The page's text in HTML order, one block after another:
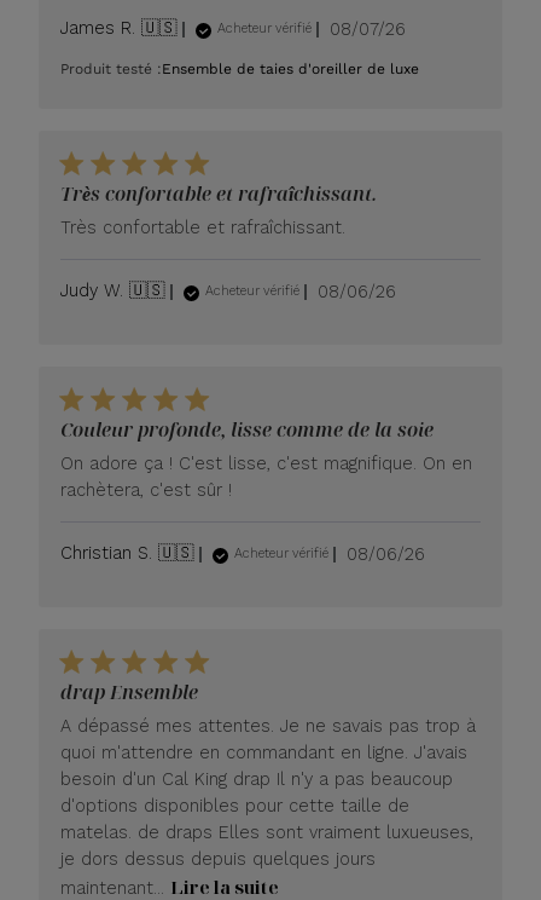
James R. 🇺🇸 Acheteur vérifié
Date
publication
08/07/26
Produit testé :Ensemble de taies d'oreiller de luxe
Très confortable et rafraîchissant.
Très confortable et rafraîchissant.
Judy W. 🇺🇸 Acheteur vérifié
Date
08/06/26
Couleur profonde, lisse comme de la soie
On adore ça ! C'est lisse, c'est magnifique. On en
rachètera, c'est sûr !
Christian S. 🇺🇸 Acheteur vérifié
Date
08/06/26
drap Ensemble
A dépassé mes attentes. Je ne savais pas trop à
quoi m'attendre en commandant en ligne. J'avais
besoin d'un Cal King drap Il n'y a pas beaucoup
d'options disponibles pour cette taille de
matelas. de draps Elles sont vraiment luxueuses,
je dors dessus depuis quelques jours
maintenant... Lire la suite